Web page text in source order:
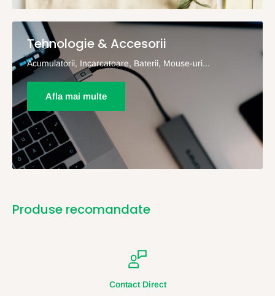
Tehnologie & Accesorii
Acumulatorii, Incarcatoare, Baterii, Mouse-uri...
Afla mai multe
Produse recomandate
Contact Direct